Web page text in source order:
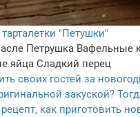
"Петушки"
Петрушка Вафельные
яйца Сладкий перец
своих гостей за
закуской?
как приготовить